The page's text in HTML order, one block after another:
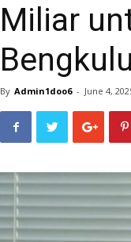
Miliar
By Admin1doo6 - June 4,